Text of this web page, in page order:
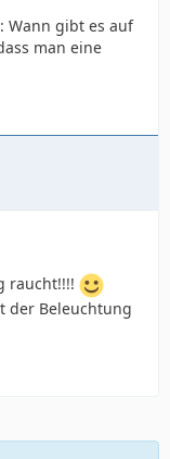
Wann gibt es auf
man eine
raucht!!!!
der Beleuchtung